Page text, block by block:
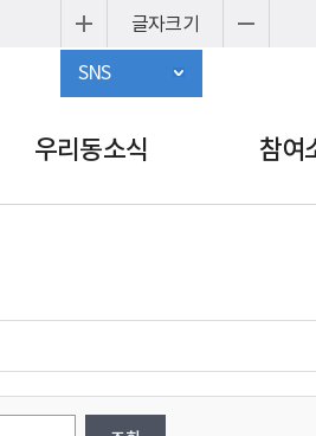
글자크기
SNS
우리동소식 참여